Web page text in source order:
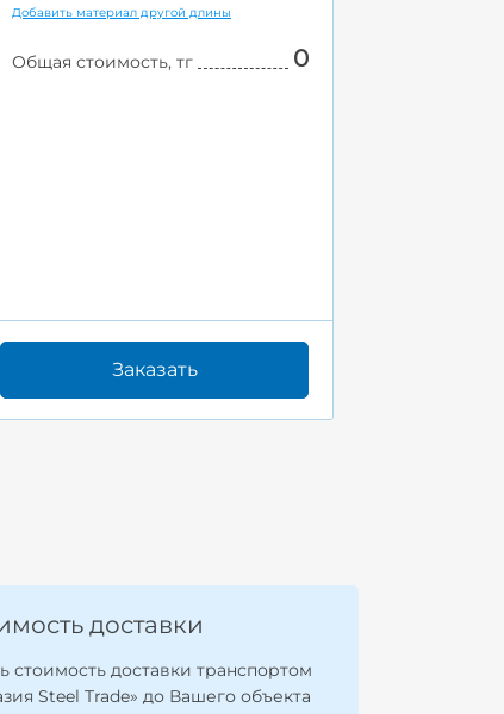
Добавить материал другой длины
Общая стоимость, тг 0
Заказать
доставки
стоимость доставки транспортом
Steel Trade» до Вашего объекта